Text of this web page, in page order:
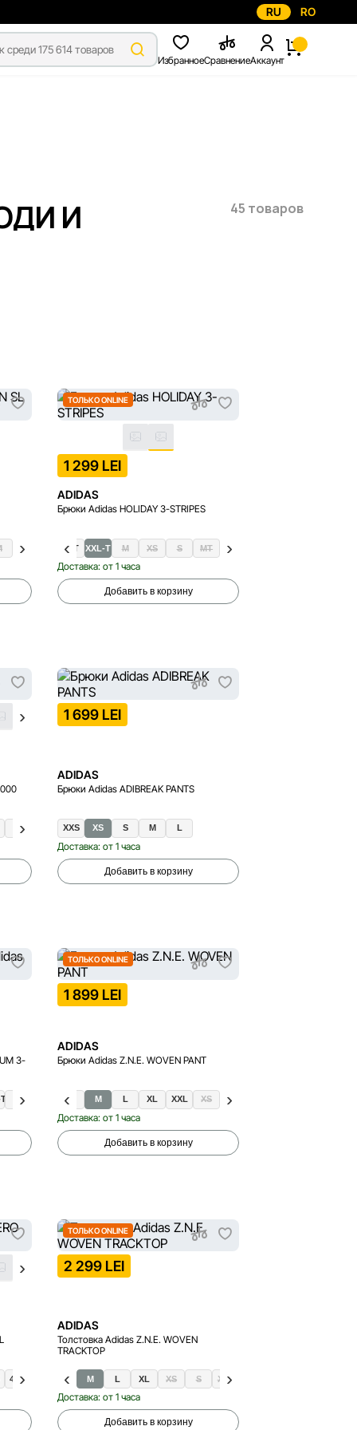
RU RO
ИзбранноеСравнениеАккаунт
И
45 товаров
ТОЛЬКО ONLINE
1 299 LEI
ADIDAS
Брюки Adidas HOLIDAY 3-STRIPES
XXL XLT XXL-T M XS S MT
Доставка: от 1 часа
Добавить в корзину
42 43.5 46
1 699 LEI
ADIDAS
Брюки Adidas ADIBREAK PANTS
XXS XS S M L
Доставка: от 1 часа
Добавить в корзину
3-
M XS
ТОЛЬКО ONLINE
1 899 LEI
ADIDAS
Брюки Adidas Z.N.E. WOVEN PANT
S M L XL XXL XS
Доставка: от 1 часа
Добавить в корзину
41.5 42.5
ТОЛЬКО ONLINE
2 299 LEI
ADIDAS
Толстовка Adidas Z.N.E. WOVEN
TRACKTOP
M L XL XS S XXL
Доставка: от 1 часа
Добавить в корзину